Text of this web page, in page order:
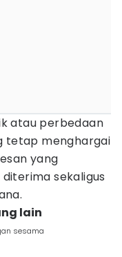
atau perbedaan
tetap menghargai
yang
sekaligus
lain
sesama